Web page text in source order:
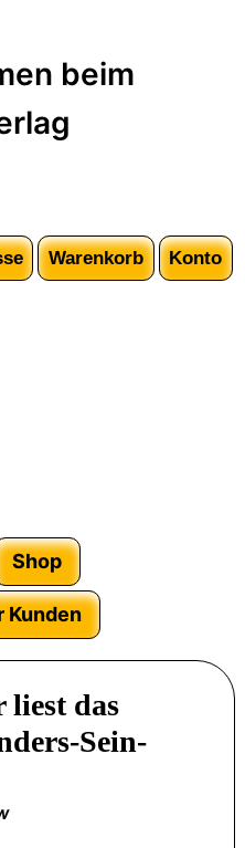
beim
Warenkorb Konto
Shop
Kunden
liest das
Sein-